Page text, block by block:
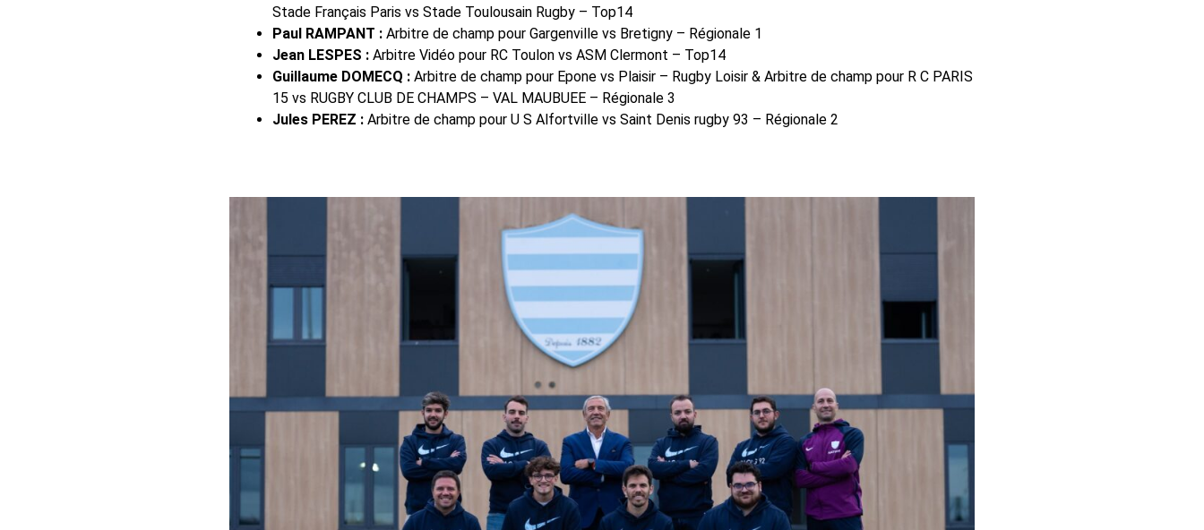
Stade Français Paris vs Stade Toulousain Rugby – Top14
Paul RAMPANT :Arbitre de champ pour Gargenville vs Bretigny – Régionale 1
Jean LESPES :Arbitre Vidéo pour RC Toulon vs ASM Clermont – Top14
Guillaume DOMECQ :Arbitre de champ pour Epone vs Plaisir – Rugby Loisir & Arbitre de champ pour R C PARIS
15 vs RUGBY CLUB DE CHAMPS – VAL MAUBUEE – Régionale 3
Jules PEREZ :Arbitre de champ pour U S Alfortville vs Saint Denis rugby 93 – Régionale 2